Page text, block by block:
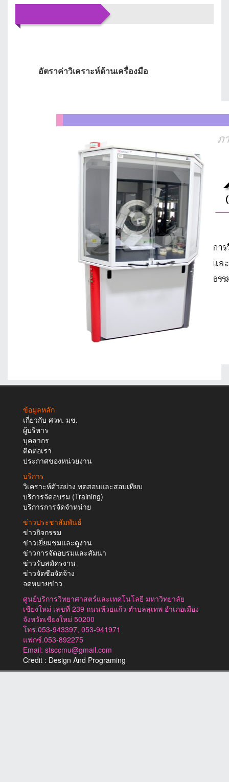
อัตราค่าวิเคราะห์ด้านเครื่องมือ
ข้อมูลหลัก
เกี่ยวกับ ศวท. มช.
ผู้บริหาร
บุคลากร
ติดต่อเรา
ประกาศของหน่วยงาน
บริการ
วิเคราะห์ตัวอย่าง ทดสอบและสอบเทียบ
บริการจัดอบรม (Training)
บริการการจัดจำหน่าย
ข่าวประชาสัมพันธ์
ข่าวกิจกรรม
ข่าวเยี่ยมชมและดูงาน
ข่าวการจัดอบรมและสัมนา
ข่าวรับสมัครงาน
ข่าวจัดซือจัดจ้าง
จดหมายข่าว
ศูนย์บริการวิทยาศาสตร์และเทคโนโลยี มหาวิทยาลัย
เชียงใหม่ เลขที่ 239 ถนนห้วยแก้ว ตำบลสุเทพ อำเภอเมือง
จังหวัดเชียงใหม่ 50200
โทร.053-943397, 053-941971
แฟกซ์.053-892275
Email: stsccmu@gmail.com
Credit : Design And Programing